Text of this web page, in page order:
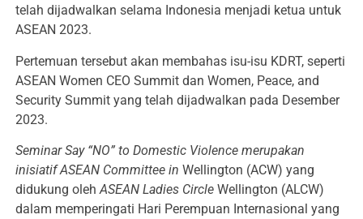
telah dijadwalkan selama Indonesia menjadi ketua untuk
ASEAN 2023.
Pertemuan tersebut akan membahas isu-isu KDRT, seperti
ASEAN Women CEO Summit dan Women, Peace, and
Security Summit yang telah dijadwalkan pada Desember
2023.
Seminar Say “NO” to Domestic Violence merupakan
inisiatif ASEAN Committee in Wellington (ACW) yang
didukung olehASEAN Ladies Circle Wellington (ALCW)
dalam memperingati Hari Perempuan Internasional yang